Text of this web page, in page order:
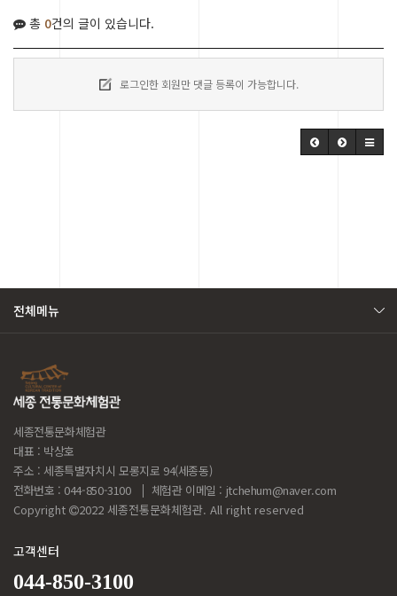
총 0건의 글이 있습니다.
로그인한 회원만 댓글 등록이 가능합니다.
전체메뉴
세종전통문화체험관
대표 : 박상호
주소 : 세종특별자치시 모롱지로 94(세종동)
전화번호 : 044-850-3100
체험관 이메일 : jtchehum@naver.com
Copyright
2022 세종전통문화체험관. All right reserved
고객센터
044-850-3100